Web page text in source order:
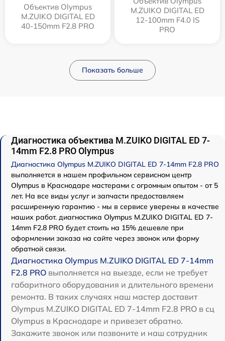
Объектив Olympus
M.ZUIKO DIGITAL ED
40-150mm F2.8 PRO
M.ZUIKO DIGITAL ED
12‑100mm F4.0 IS
PRO
Показать больше
Диагностика объектива M.ZUIKO DIGITAL ED 7-
14mm F2.8 PRO Olympus
Диагностика Olympus M.ZUIKO DIGITAL ED 7-14mm F2.8 PRO
выполняется в нашем профильном сервисном центр
Olympus в Краснодаре мастерами с огромным опытом - от 5
лет. На все виды услуг и запчасти предоставляем
расширенную гарантию - мы в сервисе уверены в качестве
наших работ. диагностика Olympus M.ZUIKO DIGITAL ED 7-
14mm F2.8 PRO будет стоить на 15% дешевле при
оформлении заказа на сайте через звонок или форму
обратной связи.
Диагностика Olympus M.ZUIKO DIGITAL ED 7-14mm
F2.8 PRO выполняется на выезде, если не требует
габаритного оборудования и длительного времени
ремонта. В таких случаях наш мастер доставит
Olympus M.ZUIKO DIGITAL ED 7-14mm F2.8 PRO в сц
Olympus в Краснодаре и привезет обратно.
Закажите звонок или позвоните и наш сотрудник